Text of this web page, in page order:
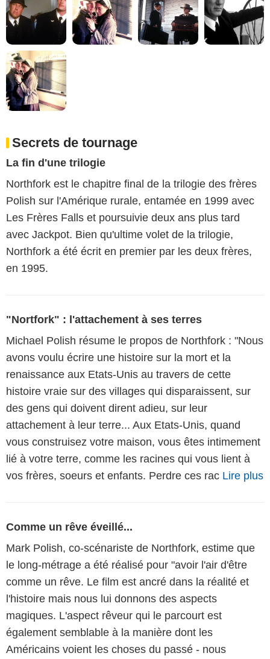
Secrets de tournage
La fin d'une trilogie
Northfork est le chapitre final de la trilogie des frères
Polish sur l'Amérique rurale, entamée en 1999 avec
Les Frères Falls et poursuivie deux ans plus tard
avec Jackpot. Bien qu'ultime volet de la trilogie,
Northfork a été écrit en premier par les deux frères,
en 1995.
"Nortfork" : l'attachement à ses terres
Michael Polish résume le propos de Northfork : "Nous
avons voulu écrire une histoire sur la mort et la
renaissance aux Etats-Unis au travers de cette
histoire vraie sur des villages qui disparaissent, sur
des gens qui doivent dirent adieu, sur leur
attachement à leur terre... Aux Etats-Unis, quand
vous construisez votre maison, vous êtes intimement
lié à votre terre, comme les racines qui vous lient à
vos frères, soeurs et enfants. Perdre ces rac Lire plus
Comme un rêve éveillé...
Mark Polish, co-scénariste de Northfork, estime que
le long-métrage a été réalisé pour "avoir l'air d'être
comme un rêve. Le film est ancré dans la réalité et
l'histoire mais nous lui donnons des aspects
magiques. L'aspect rêveur qui le parcourt est
également semblable à la manière dont les
Américains voient les choses du passé - nous